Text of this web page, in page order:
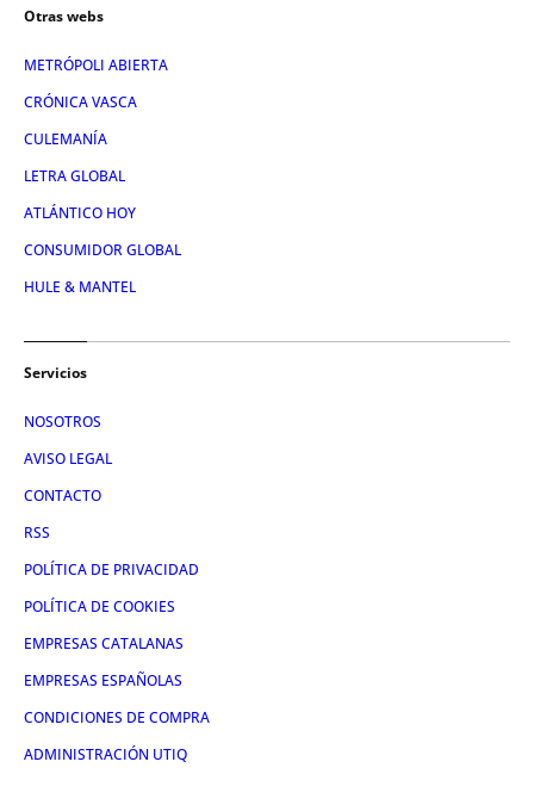
Otras webs
METRÓPOLI ABIERTA
CRÓNICA VASCA
CULEMANÍA
LETRA GLOBAL
ATLÁNTICO HOY
CONSUMIDOR GLOBAL
HULE & MANTEL
Servicios
NOSOTROS
AVISO LEGAL
CONTACTO
RSS
POLÍTICA DE PRIVACIDAD
POLÍTICA DE COOKIES
EMPRESAS CATALANAS
EMPRESAS ESPAÑOLAS
CONDICIONES DE COMPRA
ADMINISTRACIÓN UTIQ